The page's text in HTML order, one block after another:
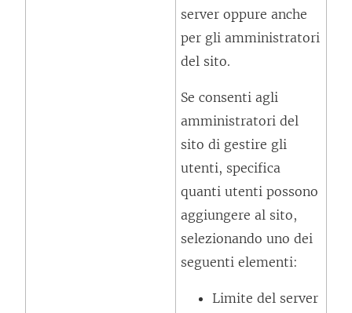
)
e
n
r
server oppure anche
per gli amministratori
del sito.
Se consenti agli
amministratori del
sito di gestire gli
utenti, specifica
quanti utenti possono
aggiungere al sito,
selezionando uno dei
seguenti elementi:
Limite del server